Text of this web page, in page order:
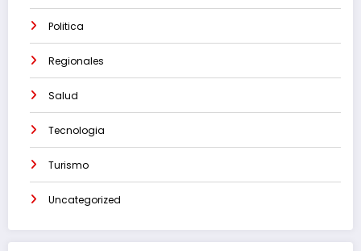
Politica
Regionales
Salud
Tecnologia
Turismo
Uncategorized